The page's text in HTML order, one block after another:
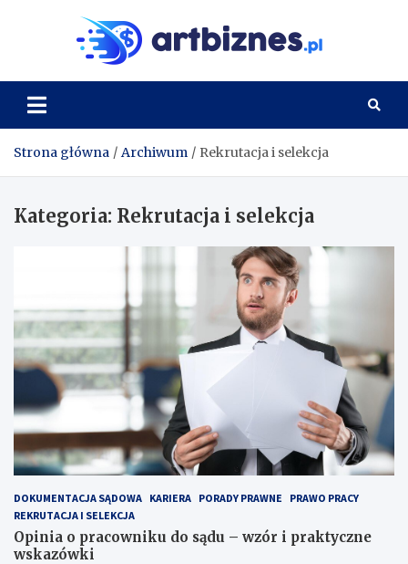
Strona główna Archiwum Rekrutacja i selekcja
Kategoria: Rekrutacja i selekcja
DOKUMENTACJA SĄDOWA KARIERA PORADY PRAWNE
PRAWO PRACY
REKRUTACJA I SELEKCJA
Opinia o pracowniku do sądu – wzór i praktyczne
wskazówki